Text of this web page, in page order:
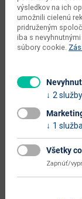
kusov v balení
typové označenie
dodáva sa
údržba
hlavná farba
hlavný materiál
výsledkov na ich
umožnili cielenú
pridruženým
iba s
súbory cookie.
2 služby
1 služba
Všetky
Zapnúť/